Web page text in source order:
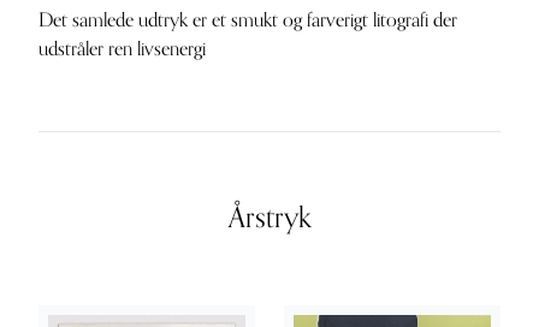
Det samlede udtryk er et smukt og farverigt litografi der
udstråler ren livsenergi
Årstryk